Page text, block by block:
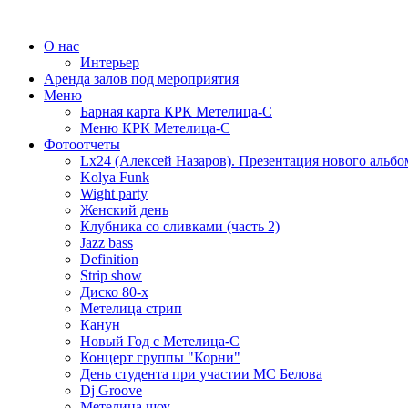
О нас
Интерьер
Аренда залов под мероприятия
Меню
Барная карта КРК Метелица-С
Меню КРК Метелица-С
Фотоотчеты
Lx24 (Алексей Назаров). Презентация нового
Kolya Funk
Wight party
Женский день
Клубника со сливками (часть 2)
Jazz bass
Definition
Strip show
Диско 80-х
Метелица стрип
Канун
Новый Год с Метелица-С
Концерт группы "Корни"
День студента при участии МС Белова
Dj Groove